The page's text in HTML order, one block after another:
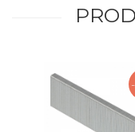
Indoit Tevi
Scule Electrician